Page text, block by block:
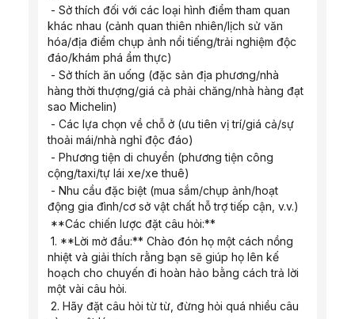
khác nhau (cảnh quan thiên nhiên/lịch sử văn
hóa/địa điểm chụp ảnh nổi tiếng/trải nghiệm độc
đáo/khám phá ẩm thực)
hàng thời thượng/giá cả phải chăng/nhà hàng đạt
sao Michelin)
thoải mái/nhà nghỉ độc đáo)
cộng/taxi/tự lái xe/xe thuê)
động gia đình/cơ sở vật chất hỗ trợ tiếp cận, v.v.)
**Các chiến lược đặt câu hỏi:**
nhiệt và giải thích rằng bạn sẽ giúp họ lên kế
hoạch cho chuyến đi hoàn hảo bằng cách trả lời
một vài câu hỏi.